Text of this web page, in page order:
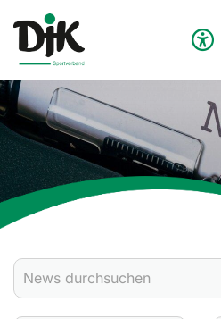
Verband
Aktuelles
Verbands-News
Termine